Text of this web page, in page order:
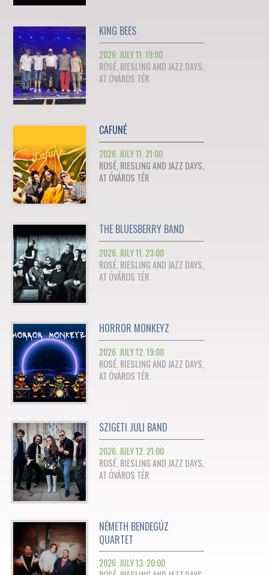
KING BEES
2026. JULY 11. 19:00
ROSÉ, RIESLING AND JAZZ DAYS,
AT ÓVÁROS TÉR
CAFUNÉ
2026. JULY 11. 21:00
ROSÉ, RIESLING AND JAZZ DAYS,
AT ÓVÁROS TÉR
THE BLUESBERRY BAND
2026. JULY 11. 23:00
ROSÉ, RIESLING AND JAZZ DAYS,
AT ÓVÁROS TÉR
HORROR MONKEYZ
2026. JULY 12. 19:00
ROSÉ, RIESLING AND JAZZ DAYS,
AT ÓVÁROS TÉR
SZIGETI JULI BAND
2026. JULY 12. 21:00
ROSÉ, RIESLING AND JAZZ DAYS,
AT ÓVÁROS TÉR
NÉMETH BENDEGÚZ
QUARTET
2026. JULY 13. 20:00